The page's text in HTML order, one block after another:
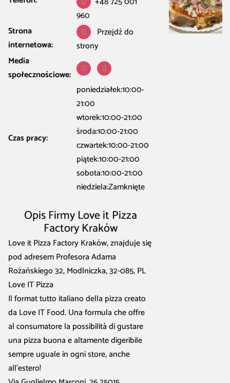
960
Strona
internetowa:
Przejdź do
strony
Media
społecznościowe:
Czas pracy:
poniedziałek:10:00-
21:00
wtorek:10:00-21:00
środa:10:00-21:00
czwartek:10:00-21:00
piątek:10:00-21:00
sobota:10:00-21:00
niedziela:Zamknięte
Opis Firmy Love it Pizza
Factory Kraków
Love it Pizza Factory Kraków, znajduje się
pod adresem Profesora Adama
Rożańskiego 32, Modlniczka, 32-085, PL
Love IT Pizza
Il format tutto italiano della pizza creato
da Love IT Food. Una formula che offre
al consumatore la possibilità di gustare
una pizza buona e altamente digeribile
sempre uguale in ogni store, anche
all’estero!